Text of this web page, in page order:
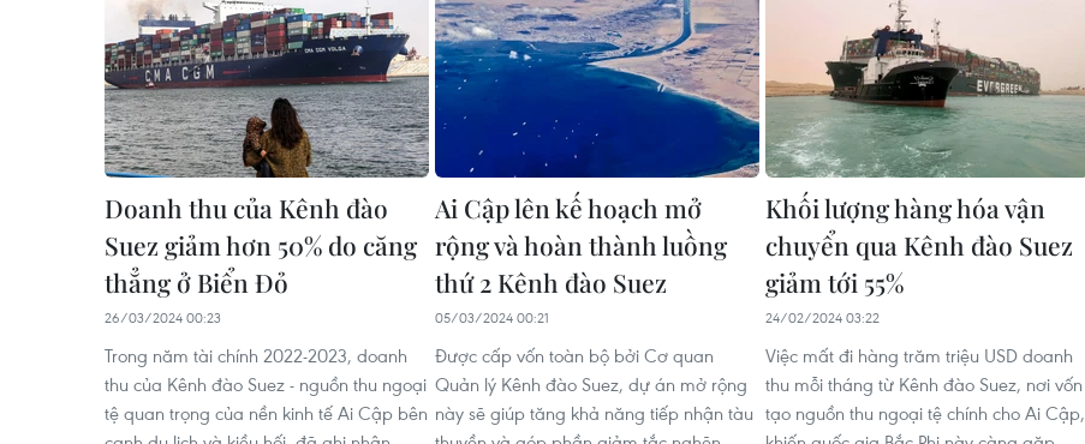
Doanh thu của Kênh đào
Suez giảm hơn 50% do căng
thẳng ở Biển Đỏ
26/03/2024 00:23
Trong năm tài chính 2022-2023, doanh
thu của Kênh đào Suez - nguồn thu ngoại
tệ quan trọng của nền kinh tế Ai Cập bên
Ai Cập lên kế hoạch mở
rộng và hoàn thành luồng
thứ 2 Kênh đào Suez
05/03/2024 00:21
Được cấp vốn toàn bộ bởi Cơ quan
Quản lý Kênh đào Suez, dự án mở rộng
này sẽ giúp tăng khả năng tiếp nhận tàu
Khối lượng hàng hóa vận
chuyển qua Kênh đào Suez
giảm tới 55%
24/02/2024 03:22
Việc mất đi hàng trăm triệu USD doanh
thu mỗi tháng từ Kênh đào Suez, nơi vốn
tạo nguồn thu ngoại tệ chính cho Ai Cập,